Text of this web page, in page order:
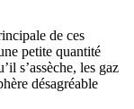
de ces
petite quantité
s’assèche, les gaz
désagréable